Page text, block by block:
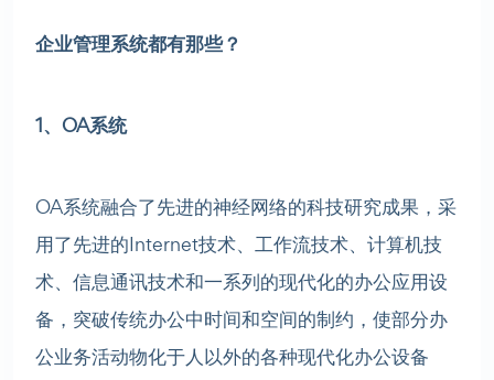
企业管理系统都有那些？
1、OA系统
OA系统融合了先进的神经网络的科技研究成果，采
用了先进的Internet技术、工作流技术、计算机技
术、信息通讯技术和一系列的现代化的办公应用设
备，突破传统办公中时间和空间的制约，使部分办
公业务活动物化于人以外的各种现代化办公设备